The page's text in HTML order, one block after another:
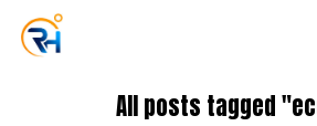
All posts tagged